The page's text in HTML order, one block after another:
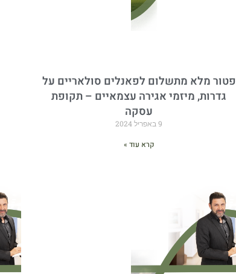
פטור מלא מתשלום לפאנלים סולאריים על
גדרות, מיזמי אגירה עצמאיים – תקופת
עסקה
9 באפריל 2024
קרא עוד »